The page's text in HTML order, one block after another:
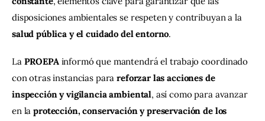
disposiciones ambientales se respeten y contribuyan a la
salud pública y el cuidado del entorno.
La PROEPA informó que mantendrá el trabajo coordinado
con otras instancias para reforzar las acciones de
inspección y vigilancia ambiental, así como para avanzar
en la protección, conservación y preservación de los